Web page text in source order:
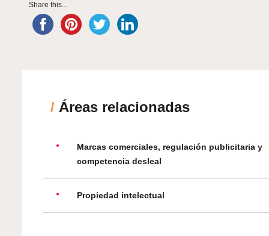
Share this...
/ Áreas relacionadas
Marcas comerciales, regulación publicitaria y
competencia desleal
Propiedad intelectual